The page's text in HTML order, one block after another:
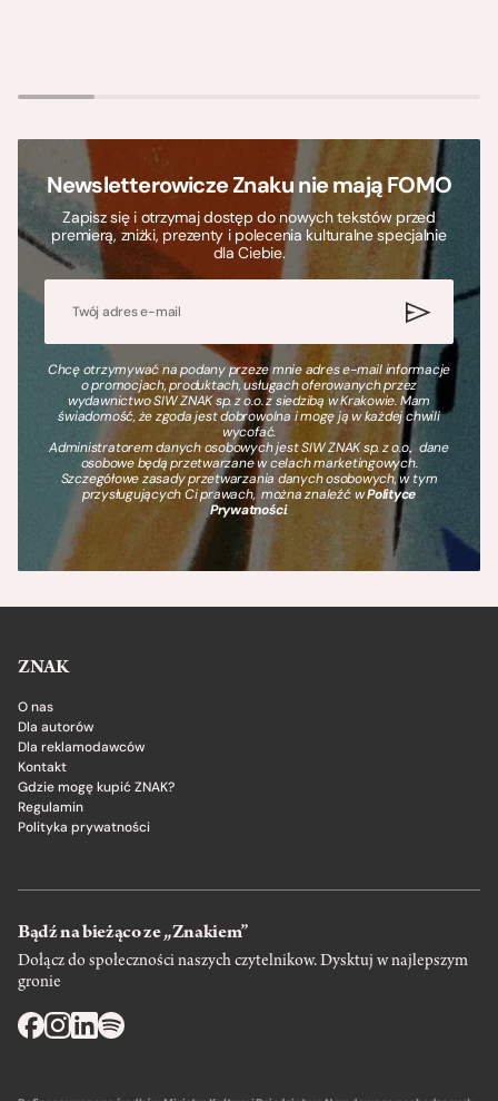
Newsletterowicze Znaku nie mają FOMO
Zapisz się i otrzymaj dostęp do nowych tekstów przed
premierą, zniżki, prezenty i polecenia kulturalne specjalnie
dla Ciebie.
Chcę otrzymywać na podany przeze mnie adres e-mail informacje
o promocjach, produktach, usługach oferowanych przez
wydawnictwo SIW ZNAK sp. z o.o. z siedzibą w Krakowie. Mam
świadomość, że zgoda jest dobrowolna i mogę ją w każdej chwili
wycofać.
Administratorem danych osobowych jest SIW ZNAK sp. z o.o., dane
osobowe będą przetwarzane w celach marketingowych.
Szczegółowe zasady przetwarzania danych osobowych, w tym
przysługujących Ci prawach, można znaleźć wPolityce
Prywatności.
ZNAK
O nas
Dla autorów
Dla reklamodawców
Kontakt
Gdzie mogę kupić ZNAK?
Regulamin
Polityka prywatności
Bądź na bieżąco ze „Znakiem”
Dołącz do społeczności naszych czytelnikow. Dysktuj w najlepszym
gronie